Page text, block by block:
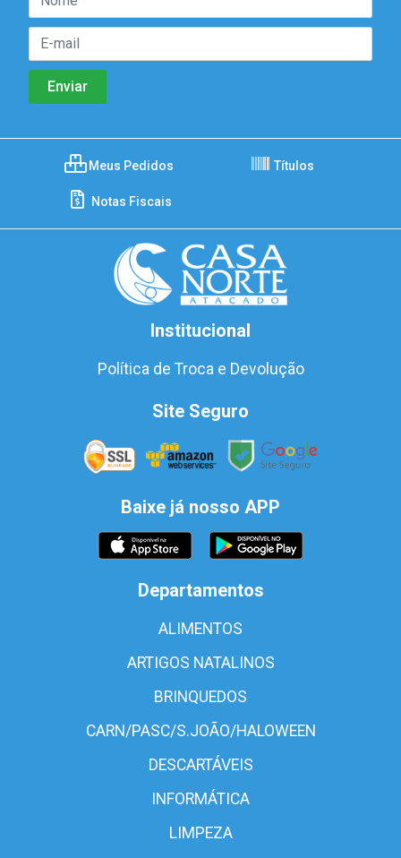
Meus Pedidos Títulos
Notas Fiscais
Institucional
Política de Troca e Devolução
Site Seguro
Baixe já nosso APP
Departamentos
ALIMENTOS
ARTIGOS NATALINOS
BRINQUEDOS
CARN/PASC/S.JOÃO/HALOWEEN
DESCARTÁVEIS
INFORMÁTICA
LIMPEZA